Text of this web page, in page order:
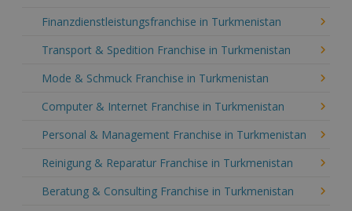
Finanzdienstleistungsfranchise in Turkmenistan
Transport & Spedition Franchise in Turkmenistan
Mode & Schmuck Franchise in Turkmenistan
Computer & Internet Franchise in Turkmenistan
Personal & Management Franchise in Turkmenistan
Reinigung & Reparatur Franchise in Turkmenistan
Beratung & Consulting Franchise in Turkmenistan